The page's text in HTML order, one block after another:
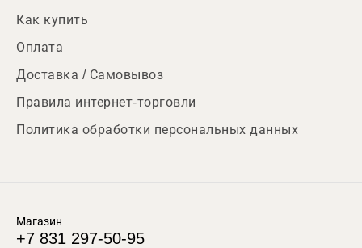
Как купить
Оплата
Доставка / Самовывоз
Правила интернет-торговли
Политика обработки персональных данных
Магазин
+7 831 297-50-95